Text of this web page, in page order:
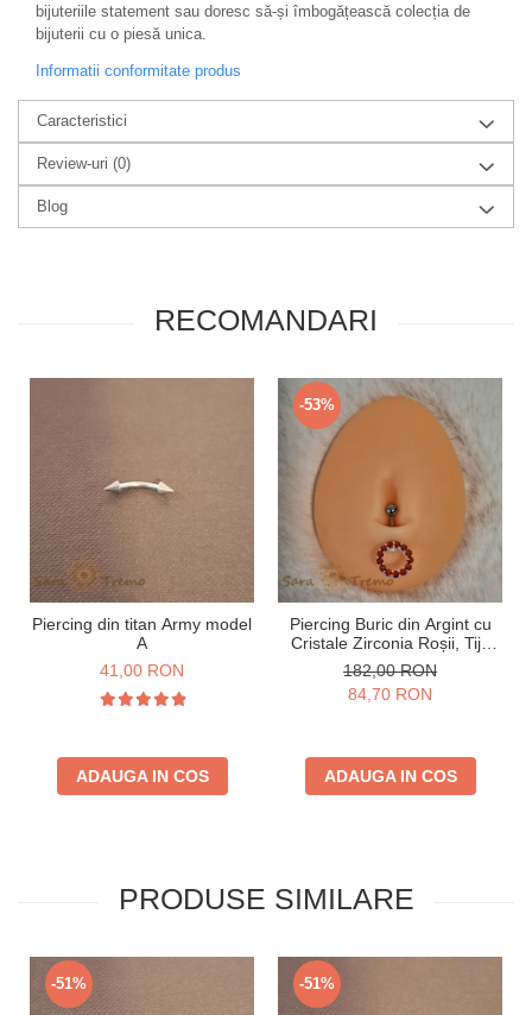
bijuteriile statement sau doresc să-și îmbogățească colecția de
bijuterii cu o piesă unica.
Informatii conformitate produs
Caracteristici
Review-uri (0)
Blog
RECOMANDARI
Piercing din titan Army model
A
41,00 RON
ADAUGA IN COS
-53%
Piercing Buric din Argint cu
Cristale Zirconia Roșii, Tijă
Groasă
182,00 RON
84,70 RON
ADAUGA IN COS
PRODUSE SIMILARE
-51% -51%